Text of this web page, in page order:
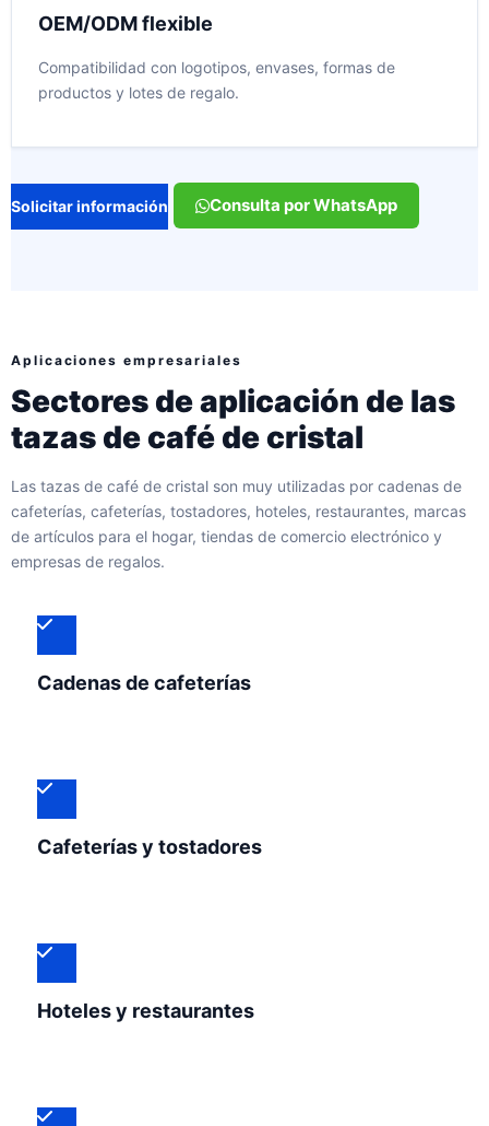
OEM/ODM flexible
Compatibilidad con logotipos, envases, formas de
productos y lotes de regalo.
Solicitar información Consulta por WhatsApp
Aplicaciones empresariales
Sectores de aplicación de las
tazas de café de cristal
Las tazas de café de cristal son muy utilizadas por cadenas de
cafeterías, cafeterías, tostadores, hoteles, restaurantes, marcas
de artículos para el hogar, tiendas de comercio electrónico y
empresas de regalos.
Cadenas de cafeterías
Cafeterías y tostadores
Hoteles y restaurantes